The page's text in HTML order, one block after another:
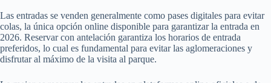
Las entradas se venden generalmente como pases digitales para evitar
colas, la única opción online disponible para garantizar la entrada en
2026. Reservar con antelación garantiza los horarios de entrada
preferidos, lo cual es fundamental para evitar las aglomeraciones y
disfrutar al máximo de la visita al parque.